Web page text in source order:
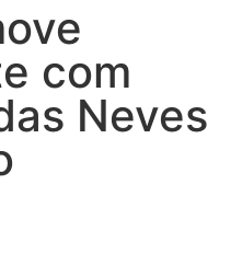
com
Neves